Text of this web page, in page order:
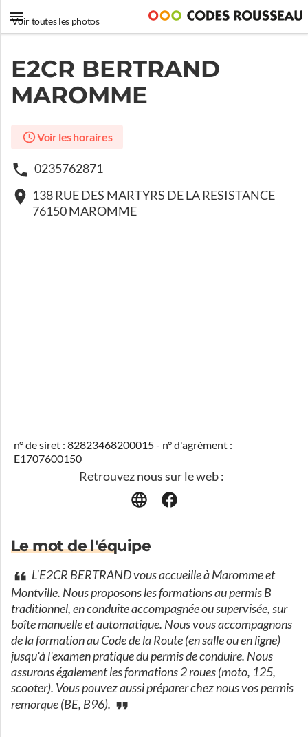
Voir toutes les photos
E2CR BERTRAND
MAROMME
Voir les horaires
0235762871
138 RUE DES MARTYRS DE LA RESISTANCE
76150 MAROMME
n° de siret : 82823468200015 - n° d'agrément :
E1707600150
Retrouvez nous sur le web :
Le mot de l'équipe
L'E2CR BERTRAND vous accueille à Maromme et
Montville. Nous proposons les formations au permis B
traditionnel, en conduite accompagnée ou supervisée, sur
boîte manuelle et automatique. Nous vous accompagnons
de la formation au Code de la Route (en salle ou en ligne)
jusqu'à l'examen pratique du permis de conduire. Nous
assurons également les formations 2 roues (moto, 125,
scooter). Vous pouvez aussi préparer chez nous vos permis
remorque (BE, B96).